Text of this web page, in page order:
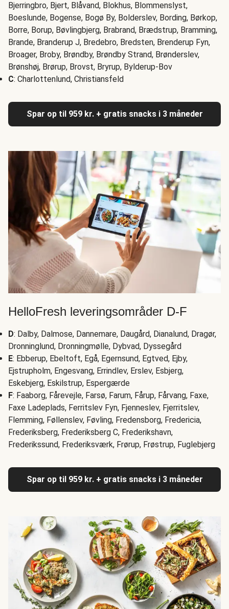
Bjerringbro, Bjert, Blåvand, Blokhus, Blommenslyst,
Boeslunde, Bogense, Bogø By, Bolderslev, Bording, Børkop,
Borre, Borup, Bøvlingbjerg, Brabrand, Brædstrup, Bramming,
Brande, Branderup J, Bredebro, Bredsten, Brenderup Fyn,
Broager, Broby, Brøndby, Brøndby Strand, Brønderslev,
Brønshøj, Brørup, Brovst, Bryrup, Bylderup-Bov
C: Charlottenlund, Christiansfeld
Spar op til 959 kr. + gratis snacks i 3 måneder
HelloFresh leveringsområder D-F
D: Dalby, Dalmose, Dannemare, Daugård, Dianalund, Dragør,
Dronninglund, Dronningmølle, Dybvad, Dyssegård
E: Ebberup, Ebeltoft, Egå, Egernsund, Egtved, Ejby,
Ejstrupholm, Engesvang, Errindlev, Erslev, Esbjerg,
Eskebjerg, Eskilstrup, Espergærde
F: Faaborg, Fårevejle, Farsø, Farum, Fårup, Fårvang, Faxe,
Faxe Ladeplads, Ferritslev Fyn, Fjenneslev, Fjerritslev,
Flemming, Føllenslev, Føvling, Fredensborg, Fredericia,
Frederiksberg, Frederiksberg C, Frederikshavn,
Frederikssund, Frederiksværk, Frørup, Frøstrup, Fuglebjerg
Spar op til 959 kr. + gratis snacks i 3 måneder